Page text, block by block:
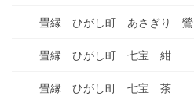
畳縁 ひがし町 あさぎり 鶯
畳縁 ひがし町 七宝 紺
畳縁 ひがし町 七宝 茶